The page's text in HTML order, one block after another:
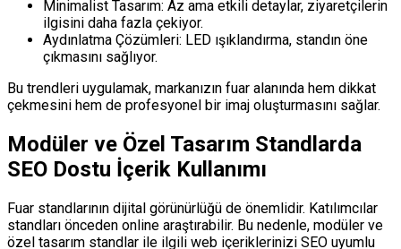
Minimalist Tasarım: Az ama etkili detaylar, ziyaretçilerin
ilgisini daha fazla çekiyor.
Aydınlatma Çözümleri: LED ışıklandırma, standın öne
çıkmasını sağlıyor.
Bu trendleri uygulamak, markanızın fuar alanında hem dikkat
çekmesini hem de profesyonel bir imaj oluşturmasını sağlar.
Modüler ve Özel Tasarım Standlarda
SEO Dostu İçerik Kullanımı
Fuar standlarının dijital görünürlüğü de önemlidir. Katılımcılar
standları önceden online araştırabilir. Bu nedenle, modüler ve
özel tasarım standlar ile ilgili web içeriklerinizi SEO uyumlu